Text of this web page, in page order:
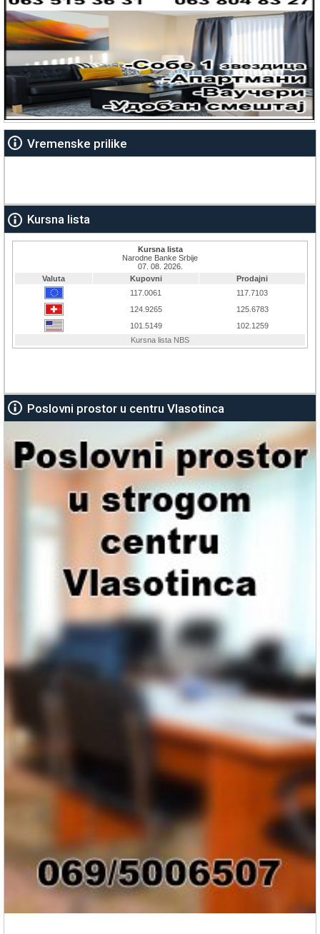
Vremenske prilike
Kursna lista
Poslovni prostor u centru Vlasotinca